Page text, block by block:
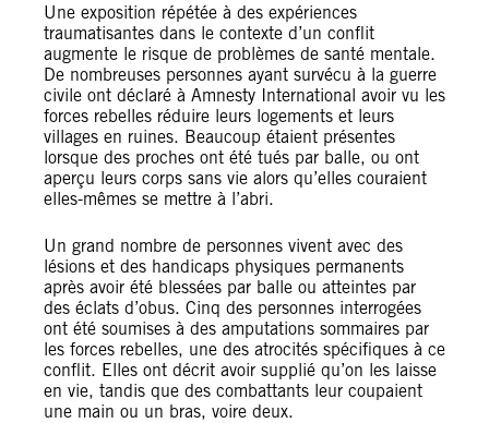
Une exposition répétée à des expériences
traumatisantes dans le contexte d’un conflit
augmente le risque de problèmes de santé mentale.
De nombreuses personnes ayant survécu à la guerre
civile ont déclaré à Amnesty International avoir vu les
forces rebelles réduire leurs logements et leurs
villages en ruines. Beaucoup étaient présentes
lorsque des proches ont été tués par balle, ou ont
aperçu leurs corps sans vie alors qu’elles couraient
elles-mêmes se mettre à l’abri.
Un grand nombre de personnes vivent avec des
lésions et des handicaps physiques permanents
après avoir été blessées par balle ou atteintes par
des éclats d’obus. Cinq des personnes interrogées
ont été soumises à des amputations sommaires par
les forces rebelles, une des atrocités spécifiques à ce
conflit. Elles ont décrit avoir supplié qu’on les laisse
en vie, tandis que des combattants leur coupaient
une main ou un bras, voire deux.